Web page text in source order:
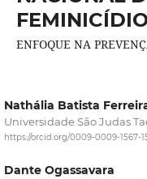
ENFOQUE NA
Nathália Batista
Universidade São Judas
https://orcid.org/0009-0009-1567-
Dante Ogassavara